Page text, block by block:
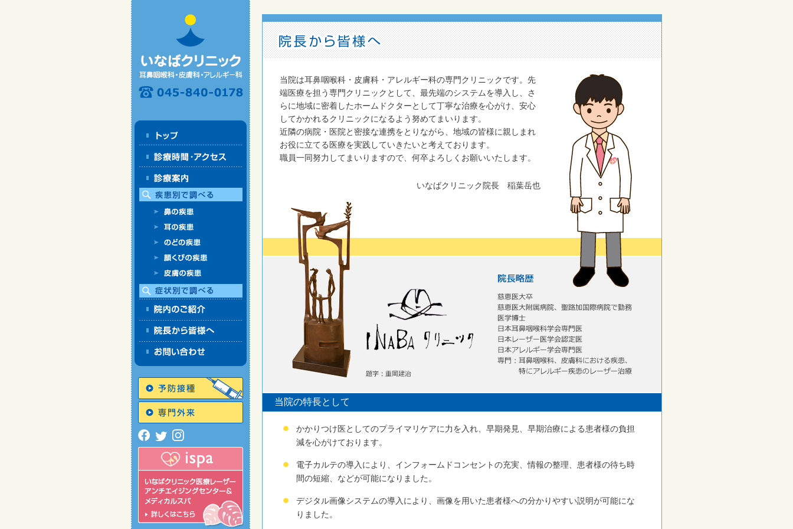
当院は耳鼻咽喉科・皮膚科・アレルギー科の専門クリニックです。先
端医療を担う専門クリニックとして、最先端のシステムを導入し、さ
らに地域に密着したホームドクターとして丁寧な治療を心がけ、安心
してかかれるクリニックになるよう努めてまいります。
近隣の病院・医院と密接な連携をとりながら、地域の皆様に親しまれ
お役に立てる医療を実践していきたいと考えております。
職員一同努力してまいりますので、何卒よろしくお願いいたします。
いなばクリニック院長 稲葉岳也
当院の特長として
かかりつけ医としてのプライマリケアに力を入れ、早期発見、早期治療による患者様の負担
減を心がけております。
電子カルテの導入により、インフォームドコンセントの充実、情報の整理、患者様の待ち時
間の短縮、などが可能になりました。
デジタル画像システムの導入により、画像を用いた患者様への分かりやすい説明が可能にな
りました。